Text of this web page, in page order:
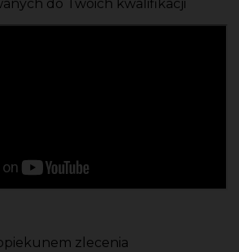
do Twoich kwalifikacji
zlecenia